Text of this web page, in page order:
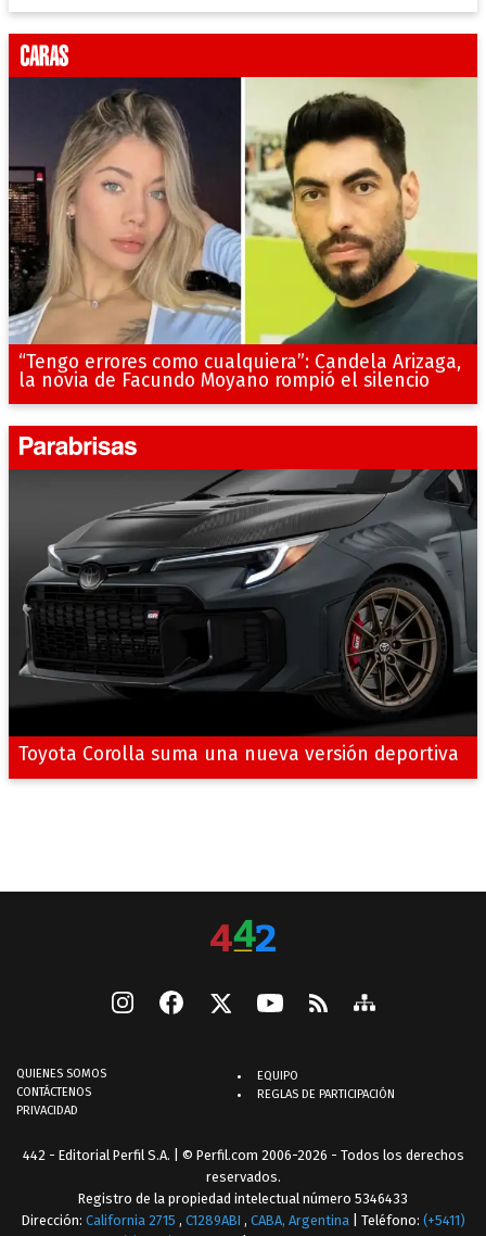
“Tengo errores como cualquiera”: Candela Arizaga,
la novia de Facundo Moyano rompió el silencio
Toyota Corolla suma una nueva versión deportiva
QUIENES SOMOS
CONTÁCTENOS
PRIVACIDAD
EQUIPO
REGLAS DE PARTICIPACIÓN
442 - Editorial Perfil S.A. | © Perfil.com 2006-2026 - Todos los derechos
reservados.
Registro de la propiedad intelectual número 5346433
Dirección: California 2715 , C1289ABI , CABA, Argentina | Teléfono: (+5411)